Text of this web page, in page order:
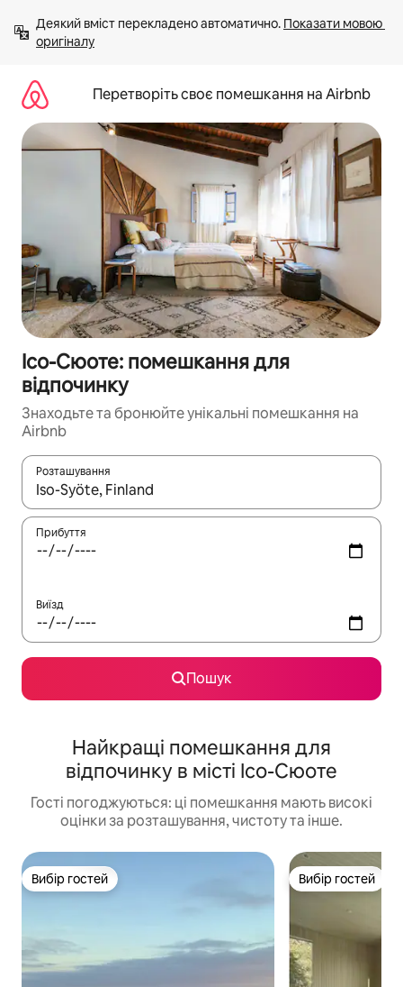
вмісту
Деякий вміст перекладено автоматично. Показати мовою
оригіналу
Перетворіть своє помешкання на Airbnb
Ісо-Сюоте: помешкання для
відпочинку
Знаходьте та бронюйте унікальні помешкання на
Airbnb
Розташування
Отримавши результати пошуку, використовуйте для
Прибуття
Виїзд
Пошук
Найкращі помешкання для
відпочинку в місті Ісо-Сюоте
Гості погоджуються: ці помешкання мають високі
оцінки за розташування, чистоту та інше.
Вибір гостей
Вибір гостей Вибір гостей
Вибір гостей